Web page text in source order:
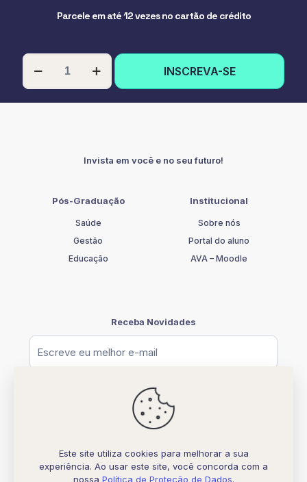
Parcele em até 12 vezes no cartão de crédito
PÓS-
GRADUAÇÃO
EM
INSCREVA-SE
Invista em você e no seu futuro!
Pós-Graduação
Saúde
Gestão
Educação
Institucional
Sobre nós
Portal do aluno
AVA – Moodle
Receba Novidades
© [2026] UNIFATELOS - CNPJ 37.117.877.0001-77
Este site utiliza cookies para melhorar a sua
experiência. Ao usar este site, você concorda com a
nossa Política de Proteção de Dados.